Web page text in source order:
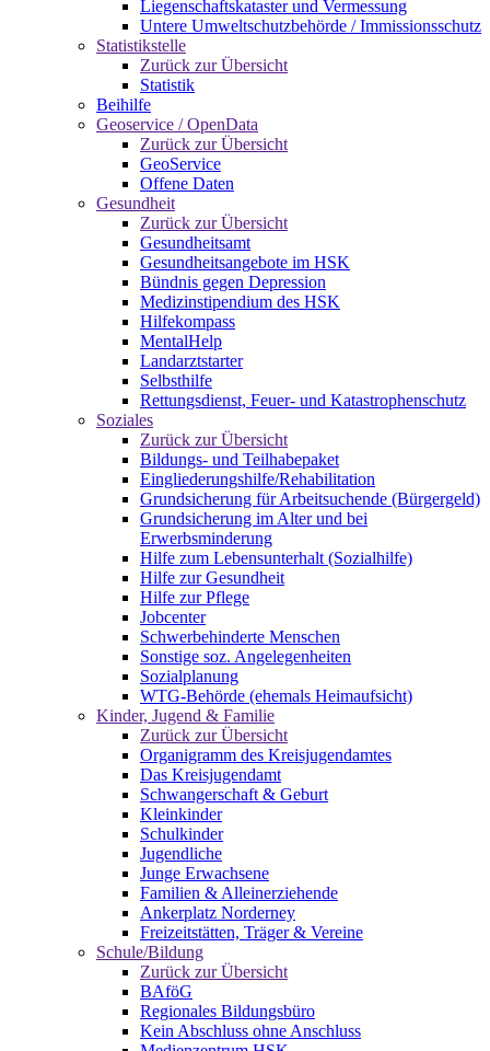
Liegenschaftskataster und Vermessung
Untere Umweltschutzbehörde / Immissionsschutz
Statistikstelle
Zurück zur Übersicht
Statistik
Beihilfe
Geoservice / OpenData
Zurück zur Übersicht
GeoService
Offene Daten
Gesundheit
Zurück zur Übersicht
Gesundheitsamt
Gesundheitsangebote im HSK
Bündnis gegen Depression
Medizinstipendium des HSK
Hilfekompass
MentalHelp
Landarztstarter
Selbsthilfe
Rettungsdienst, Feuer- und Katastrophenschutz
Soziales
Zurück zur Übersicht
Bildungs- und Teilhabepaket
Eingliederungshilfe/Rehabilitation
Grundsicherung für Arbeitsuchende (Bürgergeld)
Grundsicherung im Alter und bei
Erwerbsminderung
Hilfe zum Lebensunterhalt (Sozialhilfe)
Hilfe zur Gesundheit
Hilfe zur Pflege
Jobcenter
Schwerbehinderte Menschen
Sonstige soz. Angelegenheiten
Sozialplanung
WTG-Behörde (ehemals Heimaufsicht)
Kinder, Jugend & Familie
Zurück zur Übersicht
Organigramm des Kreisjugendamtes
Das Kreisjugendamt
Schwangerschaft & Geburt
Kleinkinder
Schulkinder
Jugendliche
Junge Erwachsene
Familien & Alleinerziehende
Ankerplatz Norderney
Freizeitstätten, Träger & Vereine
Schule/Bildung
Zurück zur Übersicht
BAföG
Regionales Bildungsbüro
Kein Abschluss ohne Anschluss